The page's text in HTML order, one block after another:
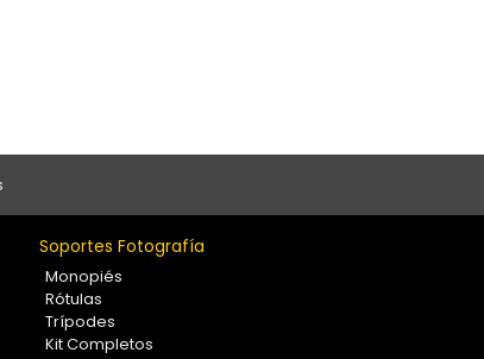
Soportes Fotografía
Monopiés
Rótulas
Trípodes
Kit Completos